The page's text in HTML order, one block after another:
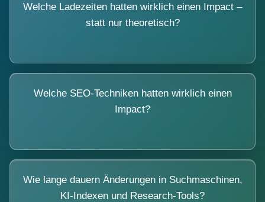
Welche Ladezeiten hatten wirklich einen Impact –
statt nur theoretisch?
Welche SEO-Techniken hatten wirklich einen
Impact?
Wie lange dauern Änderungen in Suchmaschinen,
KI-Indexen und Research-Tools?